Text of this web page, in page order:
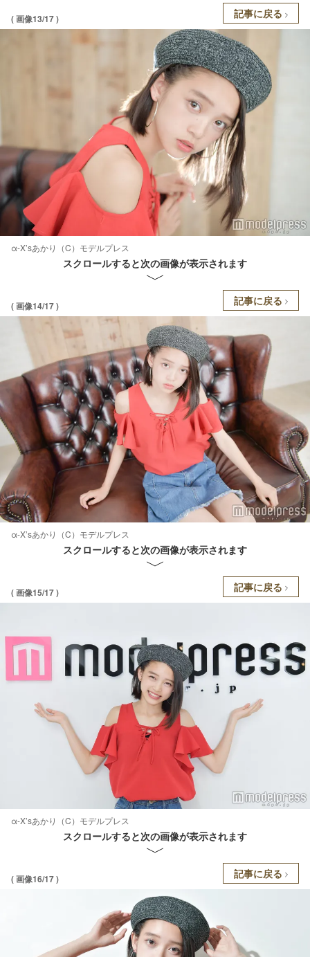
( 画像13/17 ) 記事に戻る
α-X’sあかり（C）モデルプレス
スクロールすると次の画像が表示されます
( 画像14/17 ) 記事に戻る
α-X’sあかり（C）モデルプレス
スクロールすると次の画像が表示されます
( 画像15/17 ) 記事に戻る
α-X’sあかり（C）モデルプレス
スクロールすると次の画像が表示されます
( 画像16/17 ) 記事に戻る